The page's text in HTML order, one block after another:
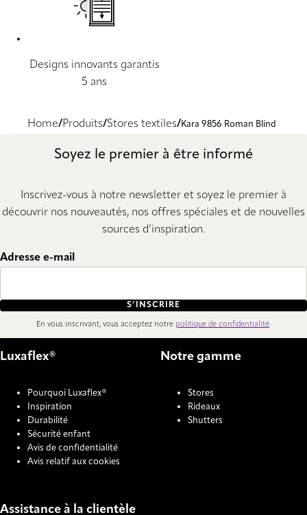
Designs innovants garantis
5 ans
Home Produits Stores textiles Kara 9856 Roman Blind
Soyez le premier à être informé
Inscrivez-vous à notre newsletter et soyez le premier à
découvrir nos nouveautés, nos offres spéciales et de nouvelles
sources d’inspiration.
Adresse e-mail
S’INSCRIRE
En vous inscrivant, vous acceptez notre politique de confidentialité.
Luxaflex®
Pourquoi Luxaflex®
Inspiration
Durabilité
Sécurité enfant
Avis de confidentialité
Avis relatif aux cookies
Notre gamme
Stores
Rideaux
Shutters
Assistance à la clientèle